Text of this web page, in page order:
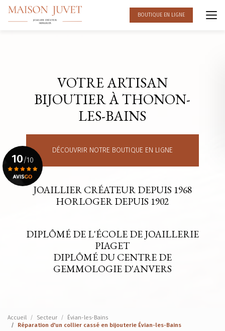
Aller
contenu
BOUTIQUE EN LIGNE
VOTRE ARTISAN
BIJOUTIER À THONON-
LES-BAINS
DÉCOUVRIR NOTRE BOUTIQUE EN LIGNE
JOAILLIER CRÉATEUR DEPUIS 1968
HORLOGER DEPUIS 1902
DIPLÔMÉ DE L'ÉCOLE DE JOAILLERIE
PIAGET
DIPLÔMÉ DU CENTRE DE
GEMMOLOGIE D'ANVERS
10/10
Voir le certificat
Accueil Secteur
Évian-les-Bains
Réparation d'un collier cassé en bijouterie Évian-les-Bains